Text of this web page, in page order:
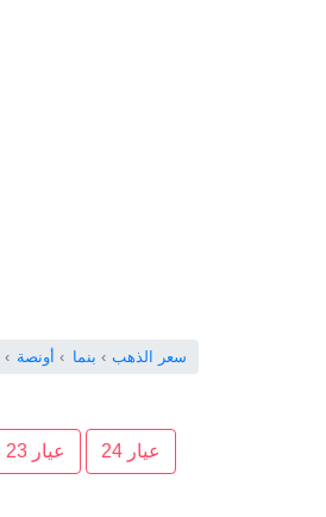
سعر الذهب بنما أونصة
عيار 24 عيار 23